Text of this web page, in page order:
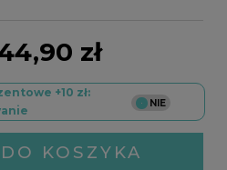
zł
+10 zł:
DO KOSZYKA